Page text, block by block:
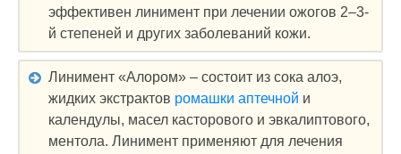
эффективен линимент при лечении ожогов 2‒3-
й степеней и других заболеваний кожи.
Линимент «Алором» – состоит из сока алоэ,
жидких экстрактов ромашки аптечной и
календулы, масел касторового и эвкалиптового,
ментола. Линимент применяют для лечения